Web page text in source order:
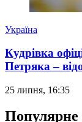
Україна
Кудрівка
Петряка –
25 липня, 16:35
Популярне